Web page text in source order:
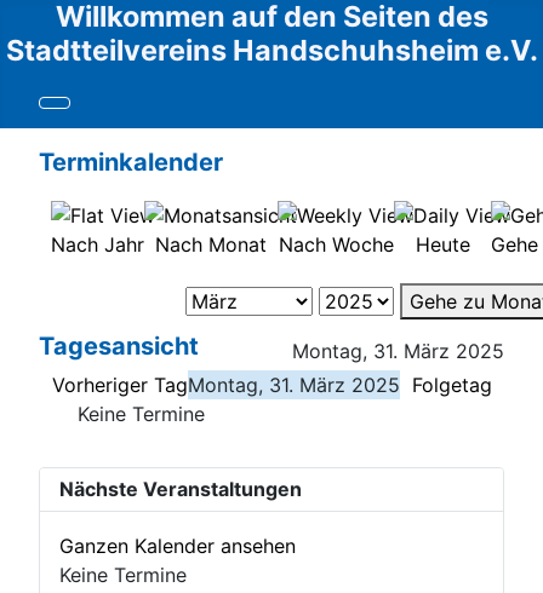
Willkommen auf den Seiten des
Stadtteilvereins Handschuhsheim e.V.
Terminkalender
Nach Jahr Nach Monat Nach Woche Heute
Gehe zu
Tagesansicht
Montag, 31. März 2025
Vorheriger TagMontag, 31. März 2025 Folgetag
Keine Termine
Nächste Veranstaltungen
Ganzen Kalender ansehen
Keine Termine